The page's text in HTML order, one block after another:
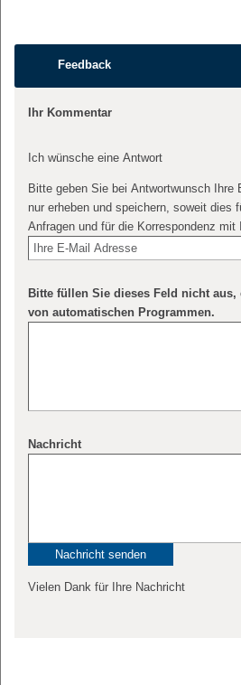
Feedback
Ihr Kommentar
Ich wünsche eine Antwort
Bitte geben Sie bei Antwortwunsch Ihre
nur erheben und speichern, soweit dies
Anfragen und für die Korrespondenz mit
Bitte füllen Sie dieses Feld nicht
von automatischen Programmen.
Nachricht
Vielen Dank für Ihre Nachricht